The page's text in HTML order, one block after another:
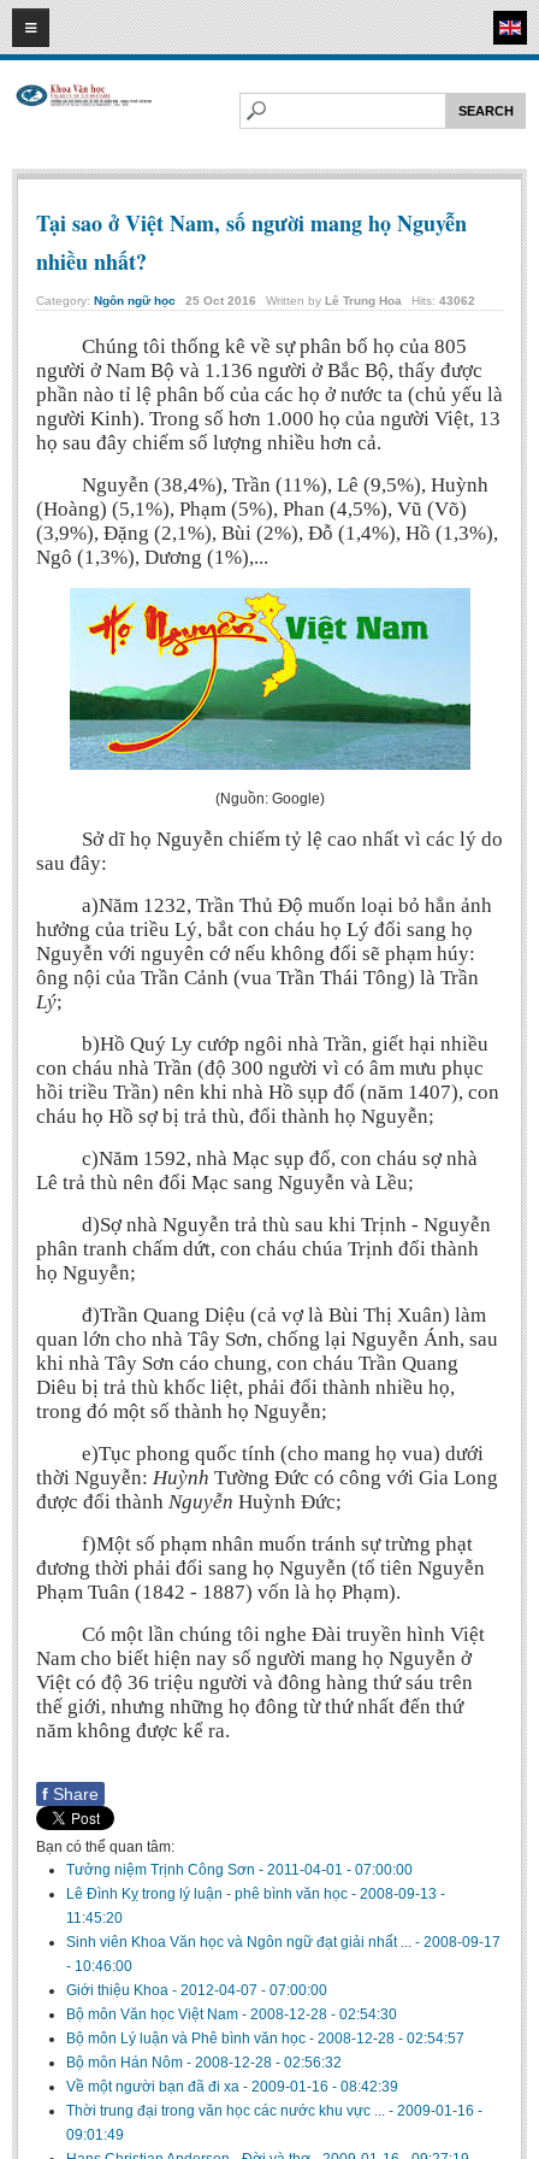
08 2026
HOME
Faculty of Literature
Department of Sinology-Nom Studies
Department of Arts Studies
Center of Sinology and Nom Studies
ACADEMIC
Undergraduate: Regular Degree
Undergraduate: Honor Degree
Postgraduate
LITERARY WRITINGS & TRANSLATING
RESEARCH
Sinology & Nom
Vietnamese Folk Culture
Literary Theory & Criticism
Vietnamese Literature
Foreign Literatures & Comparative Literature
Theater and Film
Education
BA, MA, PhD. Theses
Studies on Vietnamese and Korean Literature and Films
Modernization process in Japanese literature and in the literatures of
East-Asian region
Studies on Sinology & Nom
Vietnamese and Japanese Literature Viewed from an East Asian
Perspective
To Build a Standard Orthography in Schools and the Media
80 Years of New Poetry and the Self-Reliant Literary Group
ALUMNI
Alumni Association
Scholarship Fund
STUDENT ACTIVITIES
Literature Club
Calligraphy Club
Tại sao ở Việt Nam, số người mang họ Nguyễn
nhiều nhất?
Category: Ngôn ngữ học 25 Oct 2016 Written by Lê Trung Hoa Hits: 43062
Chúng tôi thống kê về sự phân bố họ của 805
người ở Nam Bộ và 1.136 người ở Bắc Bộ, thấy được
phần nào tỉ lệ phân bố của các họ ở nước ta (chủ yếu là
người Kinh). Trong số hơn 1.000 họ của người Việt, 13
họ sau đây chiếm số lượng nhiều hơn cả.
Nguyễn (38,4%), Trần (11%), Lê (9,5%), Huỳnh
(Hoàng) (5,1%), Phạm (5%), Phan (4,5%), Vũ (Võ)
(3,9%), Đặng (2,1%), Bùi (2%), Đỗ (1,4%), Hồ (1,3%),
Ngô (1,3%), Dương (1%),...
(Nguồn: Google)
Sở dĩ họ Nguyễn chiếm tỷ lệ cao nhất vì các lý do
sau đây:
a)Năm 1232, Trần Thủ Độ muốn loại bỏ hẳn ảnh
hưởng của triều Lý, bắt con cháu họ Lý đổi sang họ
Nguyễn với nguyên cớ nếu không đổi sẽ phạm húy:
ông nội của Trần Cảnh (vua Trần Thái Tông) là Trần
Lý;
b)Hồ Quý Ly cướp ngôi nhà Trần, giết hại nhiều
con cháu nhà Trần (độ 300 người vì có âm mưu phục
hồi triều Trần) nên khi nhà Hồ sụp đổ (năm 1407), con
cháu họ Hồ sợ bị trả thù, đổi thành họ Nguyễn;
c)Năm 1592, nhà Mạc sụp đổ, con cháu sợ nhà
Lê trả thù nên đổi Mạc sang Nguyễn và Lều;
d)Sợ nhà Nguyễn trả thù sau khi Trịnh - Nguyễn
phân tranh chấm dứt, con cháu chúa Trịnh đổi thành
họ Nguyễn;
đ)Trần Quang Diệu (cả vợ là Bùi Thị Xuân) làm
quan lớn cho nhà Tây Sơn, chống lại Nguyễn Ánh, sau
khi nhà Tây Sơn cáo chung, con cháu Trần Quang
Diêu bị trả thù khốc liệt, phải đổi thành nhiều họ,
trong đó một số thành họ Nguyễn;
e)Tục phong quốc tính (cho mang họ vua) dưới
thời Nguyễn: Huỳnh Tường Đức có công với Gia Long
được đổi thành Nguyễn Huỳnh Đức;
f)Một số phạm nhân muốn tránh sự trừng phạt
đương thời phải đổi sang họ Nguyễn (tổ tiên Nguyễn
Phạm Tuân (1842 - 1887) vốn là họ Phạm).
Có một lần chúng tôi nghe Đài truyền hình Việt
Nam cho biết hiện nay số người mang họ Nguyễn ở
Việt có độ 36 triệu người và đông hàng thứ sáu trên
thế giới, nhưng những họ đông từ thứ nhất đến thứ
năm không được kể ra.
f Share
Bạn có thể quan tâm:
Tưởng niệm Trịnh Công Sơn - 2011-04-01 - 07:00:00
Lê Đình Kỵ trong lý luận - phê bình văn học - 2008-09-13 -
11:45:20
Sinh viên Khoa Văn học và Ngôn ngữ đạt giải nhất ... - 2008-09-17
- 10:46:00
Giới thiệu Khoa - 2012-04-07 - 07:00:00
Bộ môn Văn học Việt Nam - 2008-12-28 - 02:54:30
Bộ môn Lý luận và Phê bình văn học - 2008-12-28 - 02:54:57
Bộ môn Hán Nôm - 2008-12-28 - 02:56:32
Về một người bạn đã đi xa - 2009-01-16 - 08:42:39
Thời trung đại trong văn học các nước khu vực ... - 2009-01-16 -
09:01:49